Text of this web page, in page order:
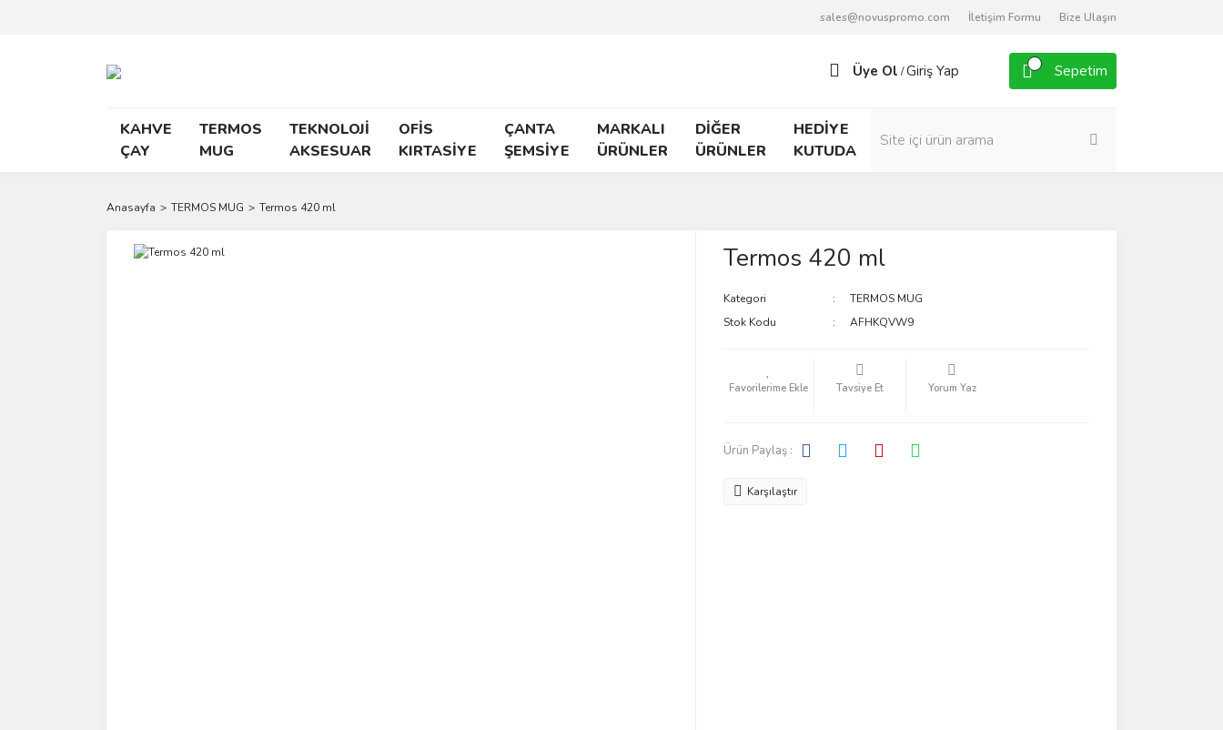
sales@novuspromo.com İletişim Formu Bize Ulaşın
Üye Ol /Giriş Yap Sepetim
KAHVE
ÇAY
TERMOS
MUG
TEKNOLOJİ
AKSESUAR
OFİS
KIRTASİYE
ÇANTA
ŞEMSİYE
MARKALI
ÜRÜNLER
DİĞER
ÜRÜNLER
HEDİYE
KUTUDA
Anasayfa TERMOS MUG Termos 420 ml
Termos 420 ml
Kategori
TERMOS MUG
Stok Kodu
AFHKQVW9
Tavsiye Et Yorum Yaz
Ürün Paylaş :
Karşılaştır